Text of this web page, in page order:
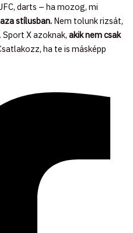
darts – ha mozog, mi
stílusban. Nem tolunk rizsát,
X azoknak, akik nem csak
ha te is másképp